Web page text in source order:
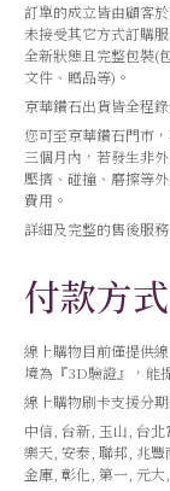
訂單的成立皆由顧客
未接受其它方式訂購
全新狀態且完整包裝(
文件、贈品等)。
京華鑽石出貨皆全程
您可至京華鑽石門市
三個月內，若發生非
壓擠、碰撞、磨擦等
費用。
詳細及完整的售後服
付款方式
線上購物目前僅提供
境為『3D驗證』，能
線上購物刷卡支援分
中信, 台新, 玉山, 台
樂天, 安泰, 聯邦, 兆
金庫, 彰化, 第一, 元